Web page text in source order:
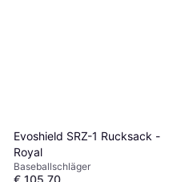
Evoshield SRZ-1 Rucksack -
Royal
Baseballschläger
€ 105,70